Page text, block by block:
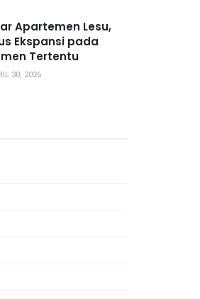
Apartemen Lesu,
Ekspansi pada
Tertentu
30, 2026